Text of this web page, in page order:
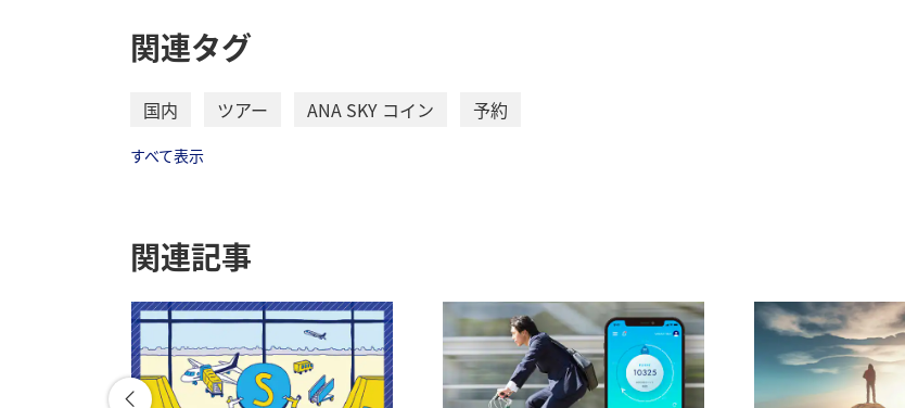
関連タグ
国内 ツアー ANA SKY コイン 予約
すべて表示
関連記事